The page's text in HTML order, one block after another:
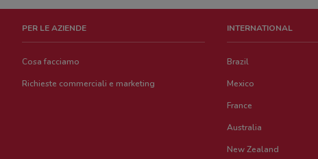
PER LE AZIENDE
Cosa facciamo
Richieste commerciali e marketing
INTERNATIONAL
Brazil
Mexico
France
Australia
New Zealand